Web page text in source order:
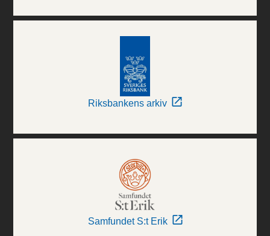
Riksbankens arkiv
Samfundet S:t Erik